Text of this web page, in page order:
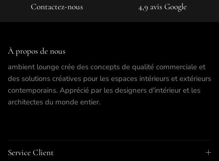
Contactez-nous 4,9 avis Google
À propos de nous
ambient lounge crée des concepts de qualité commerciale et
des solutions créatives pour les espaces intérieurs et extérieurs
contemporains. Apprécié par les designers d'intérieur et les
architectes du monde entier.
Service Client